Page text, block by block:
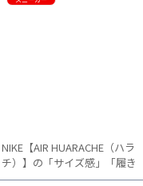
NIKE【AIR HUARACHE（ハラ
チ）】の「サイズ感」「履き
心地」「普段使い」を1ヵ月間